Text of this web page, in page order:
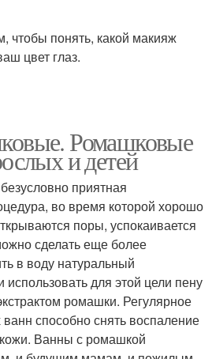
чтобы понять, какой макияж
цвет глаз.
Ромашковые
и детей
приятная
во время которой хорошо
поры, успокаивается
сделать еще более
в воду натуральный
для этой цели пену
ромашки. Регулярное
способно снять воспаление
Ванны с ромашкой